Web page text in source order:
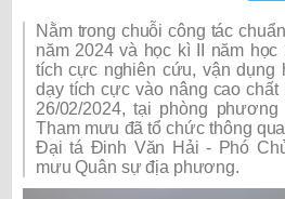
Nằm trong chuỗi công tác
năm 2024 và học kì II năm
tích cực nghiên cứu, vận dụng
dạy tích cực vào nâng cao
26/02/2024, tại phòng
Tham mưu đã tổ chức thông
Đại tá Đinh Văn Hải - Phó
mưu Quân sự địa phương.